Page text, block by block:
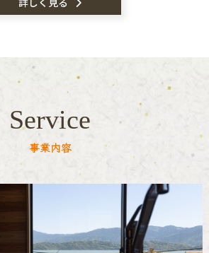
Service
事業内容